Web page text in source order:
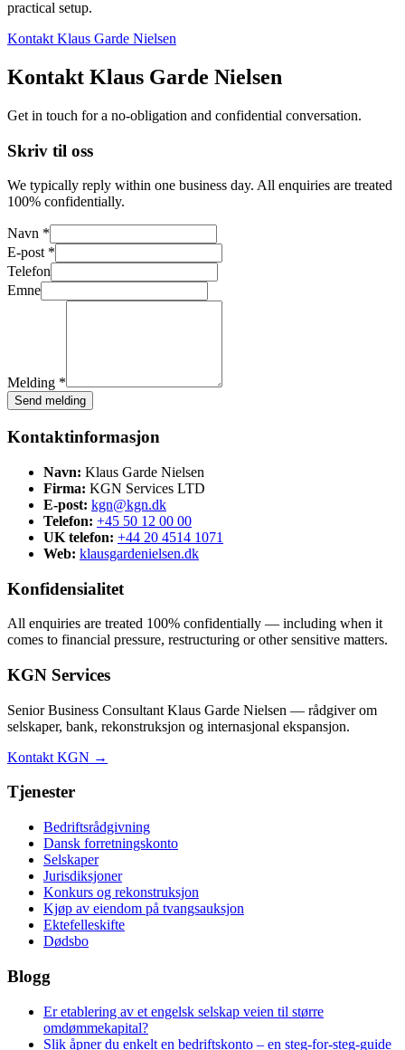
practical setup.
Kontakt Klaus Garde Nielsen
Kontakt Klaus Garde Nielsen
Get in touch for a no-obligation and confidential conversation.
Skriv til oss
We typically reply within one business day. All enquiries are treated
100% confidentially.
Navn *
E-post *
Telefon
Emne
Melding *
Send melding
Kontaktinformasjon
Navn: Klaus Garde Nielsen
Firma: KGN Services LTD
E-post: kgn@kgn.dk
Telefon: +45 50 12 00 00
UK telefon: +44 20 4514 1071
Web: klausgardenielsen.dk
Konfidensialitet
All enquiries are treated 100% confidentially — including when it
comes to financial pressure, restructuring or other sensitive matters.
KGN Services
Senior Business Consultant Klaus Garde Nielsen — rådgiver om
selskaper, bank, rekonstruksjon og internasjonal ekspansjon.
Kontakt KGN →
Tjenester
Bedriftsrådgivning
Dansk forretningskonto
Selskaper
Jurisdiksjoner
Konkurs og rekonstruksjon
Kjøp av eiendom på tvangsauksjon
Ektefelleskifte
Dødsbo
Blogg
Er etablering av et engelsk selskap veien til større
omdømmekapital?
Slik åpner du enkelt en bedriftskonto – en steg-for-steg-guide